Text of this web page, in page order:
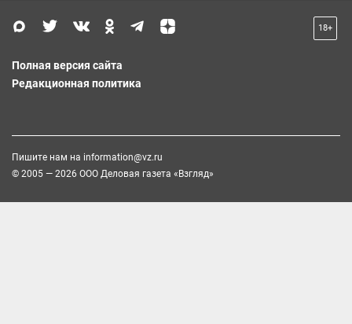
18+
Полная версия сайта
Редакционная политика
Пишите нам на information@vz.ru
© 2005 — 2026 ООО Деловая газета «Взгляд»